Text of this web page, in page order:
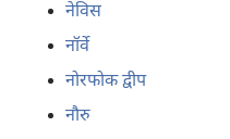
नेविस
नॉर्वे
नोरफोक द्वीप
नौरु